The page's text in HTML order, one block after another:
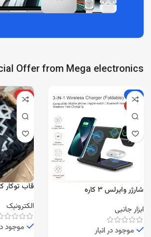
Offer from Mega electronics
شارژر وایرلس ۳ کاره
ابزار جانبی
موجود در انبار
قاب
الکترونیک
موجود